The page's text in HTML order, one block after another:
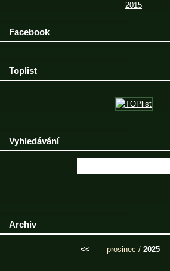
2015
Facebook
Toplist
Vyhledávání
Archiv
<< prosinec / 2025